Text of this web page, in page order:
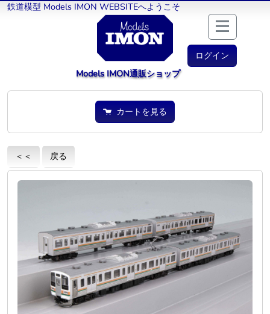
鉄道模型 Models IMON WEBSITEへようこそ
ログイン
Models IMON通販ショップ
カートを見る
＜＜ 戻る